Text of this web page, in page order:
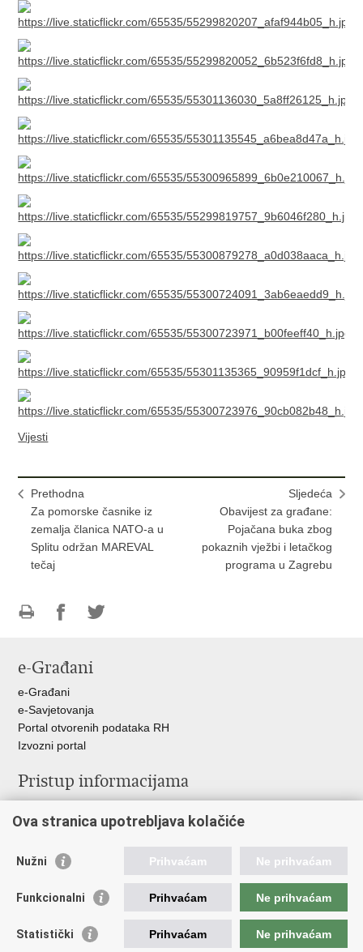
Vijesti
Prethodna
Za pomorske časnike iz
zemalja članica NATO-a u
Splitu održan MAREVAL
tečaj
Sljedeća
Obavijest za građane:
Pojačana buka zbog
pokaznih vježbi i letačkog
programa u Zagrebu
FacebookuTwitteru
e-Građani
e-Građani
e-Savjetovanja
Portal otvorenih podataka RH
Izvozni portal
Pristup informacijama
Izjava o pristupačnosti
Ravnopravnost spolova u MORH-u i OSRH
Važne poveznice
Vlada RH
Ova stranica upotrebljava kolačiće
Nužni Prihvaćam Ne prihvaćam
Funkcionalni Prihvaćam Ne prihvaćam
Statistički Prihvaćam Ne prihvaćam